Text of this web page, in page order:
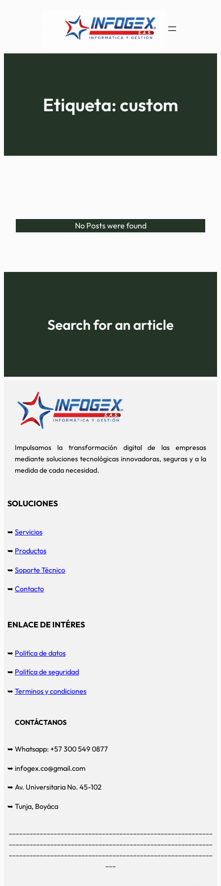
Etiqueta: custom
No Posts were found
Search for an article
Impulsamos la transformación digital de las empresas
mediante soluciones tecnológicas innovadoras, seguras y a la
medida de cada necesidad.
SOLUCIONES
➥Servicios
➥ Productos
➥Soporte Técnico
➥Contacto
ENLACE DE INTÉRES
➥ Politíca de datos
➥ Politíca de seguridad
➥Terminos y condiciones
CONTÁCTANOS
➥ Whatsapp: +57 300 549 0877
➥ infogex.co@gmail.com
➥ Av. Universitaria No. 45-102
➥ Tunja, Boyáca